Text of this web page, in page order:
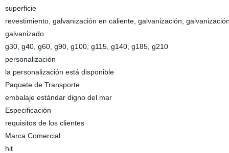
superficie
revestimiento, galvanización en caliente, galvanización,
galvanizado
g30, g40, g60, g90, g100, g115, g140, g185, g210
personalización
la personalización está disponible
Paquete de Transporte
embalaje estándar digno del mar
Especificación
requisitos de los clientes
Marca Comercial
hit